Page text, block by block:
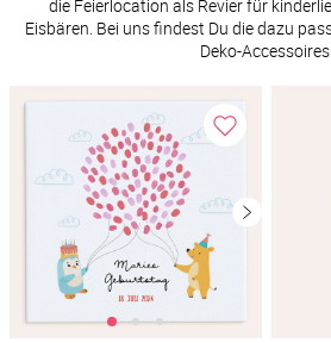
die Feierlocation als Revier für
Eisbären. Bei uns findest Du die dazu
Deko-Accessoires.